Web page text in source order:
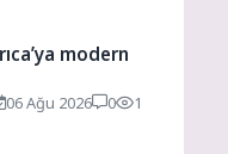
modern
06 Ağu 2026 0 1